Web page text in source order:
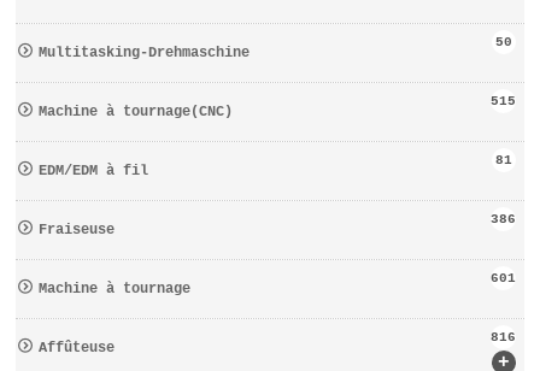
Multitasking-Drehmaschine
50
Machine à tournage(CNC)
515
EDM/EDM à fil
81
Fraiseuse
386
Machine à tournage
601
+
Affûteuse
816